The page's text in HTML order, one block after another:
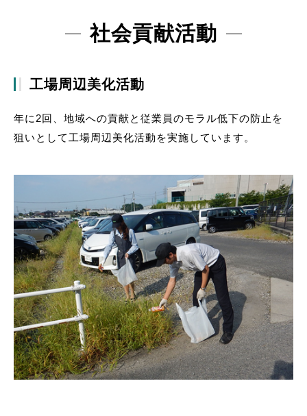
社会貢献活動
工場周辺美化活動
年に2回、地域への貢献と従業員のモラル低下の防止を
狙いとして工場周辺美化活動を実施しています。